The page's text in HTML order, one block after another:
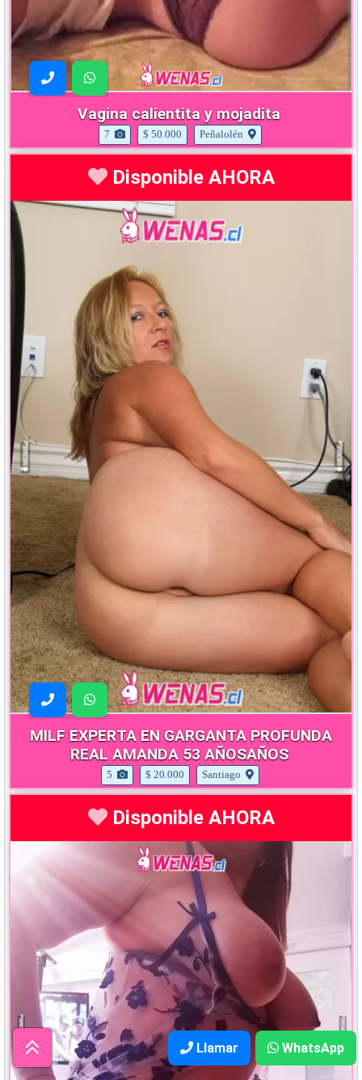
Vagina calientita y mojadita
7 $ 50.000 Peñalolén
Disponible AHORA
MILF EXPERTA EN GARGANTA PROFUNDA
REAL AMANDA 53 AÑOSAÑOS
5 $ 20.000 Santiago
Disponible AHORA
Llamar WhatsApp